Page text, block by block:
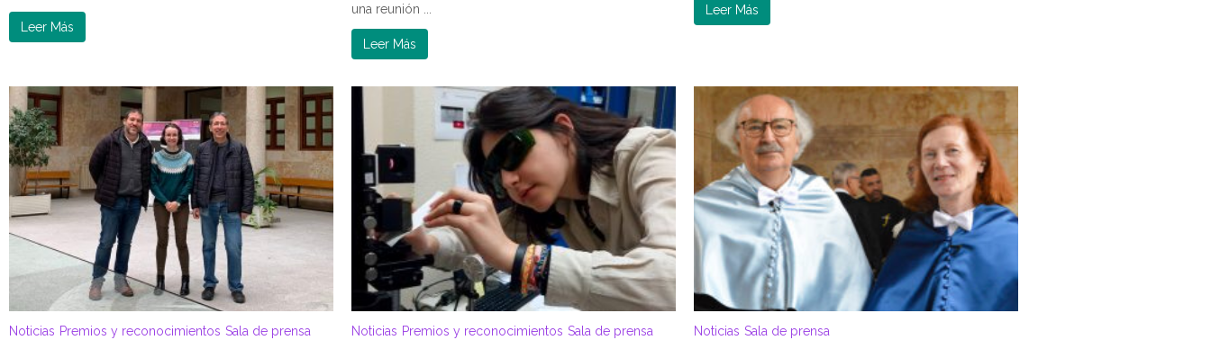
Leer Más
una reunión ...
Leer Más
Leer Más
Noticias Premios y reconocimientos Sala de prensa Noticias Premios y reconocimientos Sala de prensa Noticias Sala de prensa